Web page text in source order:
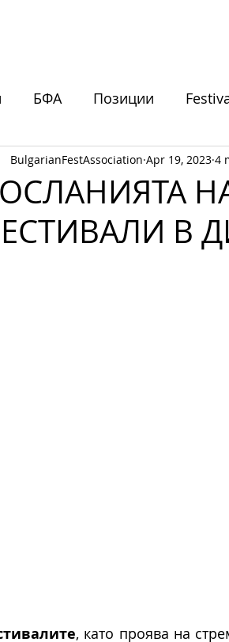
БФА Позиции
Отворени покани
В
BulgarianFestAssociation Apr 19, 2023 4
, като проява на